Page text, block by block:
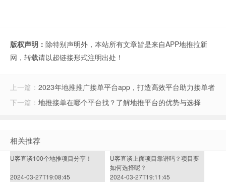
版权声明： 除特别声明外，本站所有文章皆是来自APP地推拉新
网，转载请以超链接形式注明出处！
上一篇： 2023年地推推广接单平台app，打造高效平台助力接单者
下一篇： 地推接单在哪个平台找？了解地推平台的优势与选择
相关推荐
U客直谈100个地推项目分享！
2024-03-27T19:08:45
U客直谈上面项目靠谱吗？项目要
如何选择呢？
2024-03-27T19:11:45